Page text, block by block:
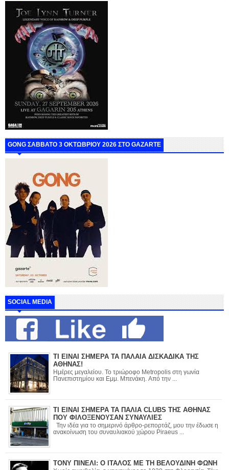
GONG ΣΑΒΒΑΤΟ 3 ΟΚΤΩΒΡΙΟΥ 2026 ΣΤΟ GAZARTE
SOCIAL MEDIA
ΤΙ ΕΙΝΑΙ ΣΗΜΕΡΑ ΤΑ ΠΑΛΑΙΑ ΔΙΣΚΑΔΙΚΑ ΤΗΣ
ΑΘΗΝΑΣ!
Ημέρες μεγαλείου. Το τριώροφο Metropolis στη γωνία
Πανεπιστημίου και Εμμ. Μπενάκη. Από την ...
ΤΙ ΕΙΝΑΙ ΣΗΜΕΡΑ ΤΑ ΠΑΛΙΑ CLUBS ΤΗΣ ΑΘΗΝΑΣ
ΠΟΥ ΦΙΛΟΞΕΝΟΥΣΑΝ ΣΥΝΑΥΛΙΕΣ
Την ιδέα για το σημερινό άρθρο-ρεπορτάζ, μου την έδωσε η
ανακοίνωση του συναυλιακού χώρου Piraeus ...
ΤΟΝΥ ΠΙΝΕΛΙ: Ο ΙΤΑΛΟΣ ΜΕ ΤΗ ΒΕΛΟΥΔΙΝΗ ΦΩΝΗ